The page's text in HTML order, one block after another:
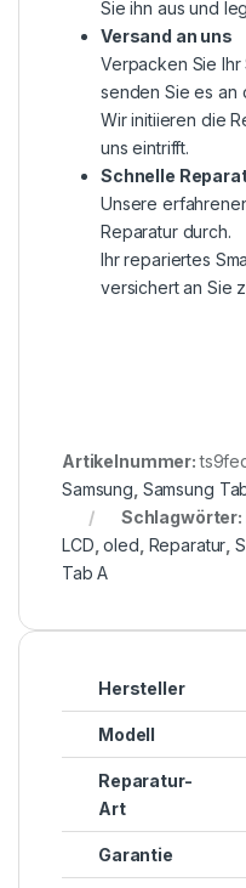
Sie ihn aus und
Versand an uns
Verpacken Sie
senden Sie es an
Wir initiieren die
uns eintrifft.
Schnelle
Unsere
Reparatur durch.
Ihr repariertes
versichert an Sie
Artikelnummer:
Samsung Samsung
Schlagwörter:
LCD ,oled Reparatur
Tab A
Hersteller
Modell
Reparatur-
Art
Garantie